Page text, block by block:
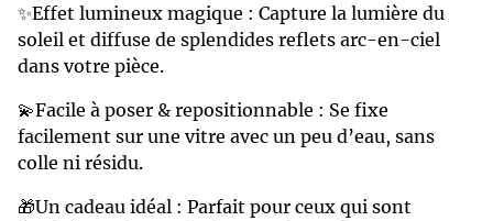
✨Effet lumineux magique : Capture la lumière du
soleil et diffuse de splendides reflets arc-en-ciel
dans votre pièce.
💫Facile à poser & repositionnable : Se fixe
facilement sur une vitre avec un peu d’eau, sans
colle ni résidu.
🎁Un cadeau idéal : Parfait pour ceux qui sont